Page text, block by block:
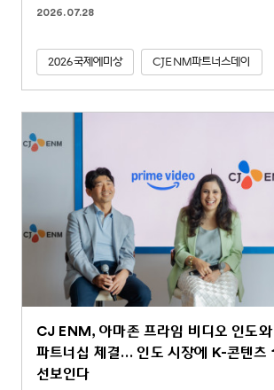
2026.07.28
2026국제에미상 CJENM파트너스데이
CJ ENM, 아마존 프라임 비디오 인도와
파트너십 체결… 인도 시장에 K-콘텐츠
선보인다